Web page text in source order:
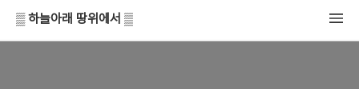
▒ 하늘아래 땅위에서 ▒